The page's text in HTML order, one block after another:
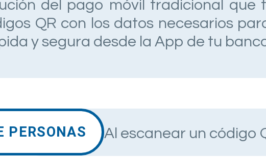
del pago móvil tradicional que
QR con los datos necesarios
y segura desde la App de tu
PERSONAS Al escanear un código